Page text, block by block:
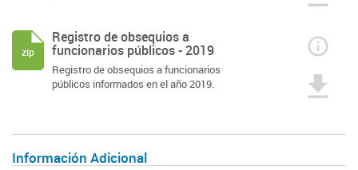
Registro de obsequios a
funcionarios públicos - 2019
Registro de obsequios a funcionarios
públicos informados en el año 2019.
zip
Información Adicional